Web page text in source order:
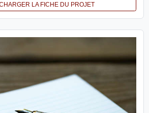
LA FICHE DU PROJET